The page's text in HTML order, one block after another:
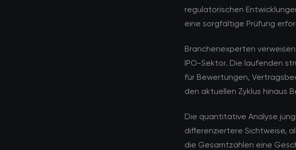
regulatorischen
eine sorgfältige Prüfung
Branchenexperten
IPO-Sektor. Die laufenden
für Bewertungen,
den aktuellen Zyklus hinaus
Die quantitative Analyse
differenziertere Sichtweise,
die Gesamtzahlen eine